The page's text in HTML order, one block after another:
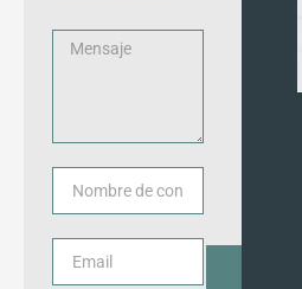
Mensaje